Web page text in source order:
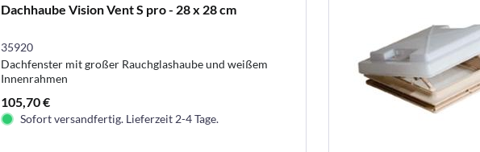
Dachhaube Vision Vent S pro - 28 x 28 cm
35920
Dachfenster mit großer Rauchglashaube und weißem
Innenrahmen
105,70 €
Sofort versandfertig. Lieferzeit 2-4 Tage.